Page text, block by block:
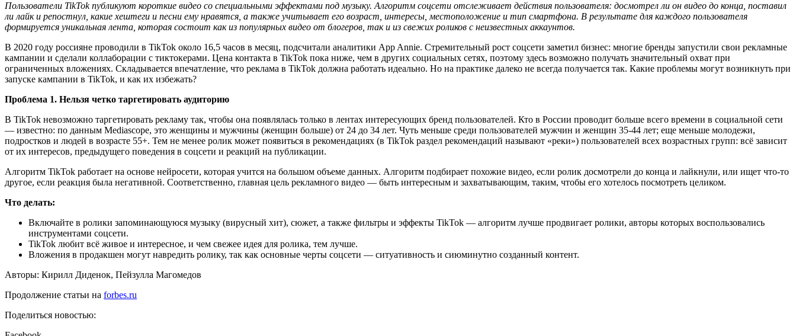
Пользователи TikTok публикуют короткие видео со специальными эффектами под музыку. Алгоритм соцсети отслеживает действия пользователя: досмотрел ли он видео до конца, поставил
ли лайк и репостнул, какие хештеги и песни ему нравятся, а также учитывает его возраст, интересы, местоположение и тип смартфона. В результате для каждого пользователя
формируется уникальная лента, которая состоит как из популярных видео от блогеров, так и из свежих роликов с неизвестных аккаунтов.
В 2020 году россияне проводили в TikTok около 16,5 часов в месяц, подсчитали аналитики App Annie. Стремительный рост соцсети заметил бизнес: многие бренды запустили свои рекламные
кампании и сделали коллаборации с тиктокерами. Цена контакта в TikTok пока ниже, чем в других социальных сетях, поэтому здесь возможно получать значительный охват при
ограниченных вложениях. Складывается впечатление, что реклама в TikTok должна работать идеально. Но на практике далеко не всегда получается так. Какие проблемы могут возникнуть при
запуске кампании в TikTok, и как их избежать?
Проблема 1. Нельзя четко таргетировать аудиторию
В TikTok невозможно таргетировать рекламу так, чтобы она появлялась только в лентах интересующих бренд пользователей. Кто в России проводит больше всего времени в социальной сети
— известно: по данным Mediascope, это женщины и мужчины (женщин больше) от 24 до 34 лет. Чуть меньше среди пользователей мужчин и женщин 35-44 лет; еще меньше молодежи,
подростков и людей в возрасте 55+. Тем не менее ролик может появиться в рекомендациях (в TikTok раздел рекомендаций называют «реки») пользователей всех возрастных групп: всё зависит
от их интересов, предыдущего поведения в соцсети и реакций на публикации.
Алгоритм TikTok работает на основе нейросети, которая учится на большом объеме данных. Алгоритм подбирает похожие видео, если ролик досмотрели до конца и лайкнули, или ищет что-то
другое, если реакция была негативной. Соответственно, главная цель рекламного видео — быть интересным и захватывающим, таким, чтобы его хотелось посмотреть целиком.
Что делать:
Включайте в ролики запоминающуюся музыку (вирусный хит), сюжет, а также фильтры и эффекты TikTok — алгоритм лучше продвигает ролики, авторы которых воспользовались
инструментами соцсети.
TikTok любит всё живое и интересное, и чем свежее идея для ролика, тем лучше.
Вложения в продакшен могут навредить ролику, так как основные черты соцсети — ситуативность и сиюминутно созданный контент.
Авторы: Кирилл Диденок, Пейзулла Магомедов
Продолжение статьи на forbes.ru
Поделиться новостью: